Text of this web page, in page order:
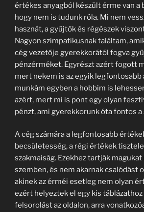
értékes anyagból készült érme van a
hogy nem is tudunk róla. Mi nem
hasznát, a gyűjtők és régészek
Nagyon szimpatikusnak találtam,
cég vezetője gyerekkorától fogva
pénzérméket. Egyrészt azért fogott
mert nekem is az egyik legfontosabb
munkám egyben a hobbim is
azért, mert mi is pont egy olyan
pénzt, ami gyerekkorunk óta fontos a
A cég számára a legfontosabb
becsületesség, a régi értékek
szakmaiság. Ezekhez tartják
szemben, és nem akarnak csalódást
akinek az érméi esetleg nem olyan
ezért helyeztek el egy kis
felsorolást az oldalon, arra